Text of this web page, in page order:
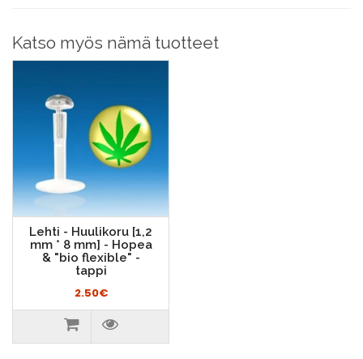
Katso myös nämä tuotteet
Lehti - Huulikoru [1,2
mm * 8 mm] - Hopea
& "bio flexible" -
tappi
2.50€